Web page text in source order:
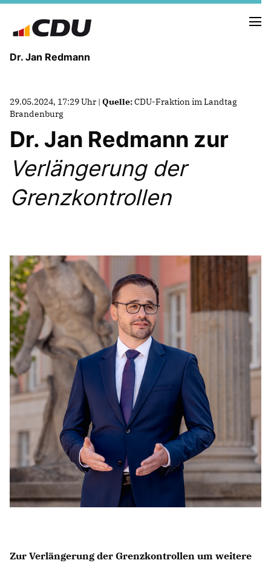
Dr. Jan Redmann
MEINE HEIMAT
MEIN VERSPRECHEN
PRESSEMITTEILUNGEN
29.05.2024, 17:29 Uhr | Quelle:CDU-Fraktion im Landtag
Brandenburg
Dr. Jan Redmann zur
Verlängerung der
Grenzkontrollen
Zur Verlängerung der Grenzkontrollen um weitere